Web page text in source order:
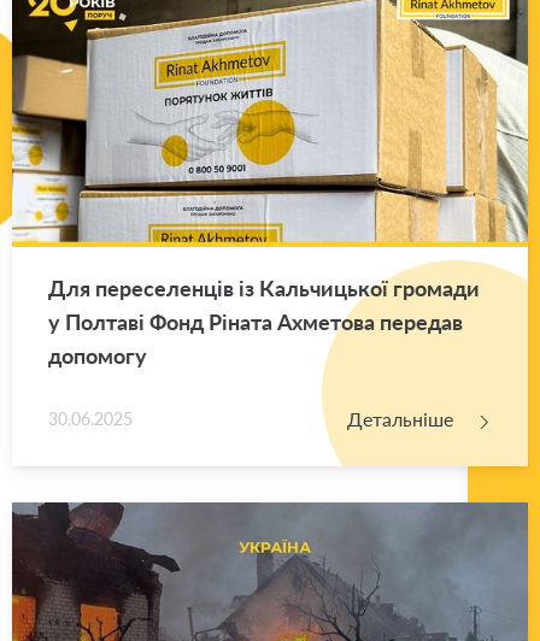
Для пе­ре­се­лен­ців із Каль­чи­цької гро­ма­ди
у Пол­та­ві Фонд Рі­на­та Ахме­то­ва пе­ре­дав
до­по­мо­гу
30.06.2025 Детальніше